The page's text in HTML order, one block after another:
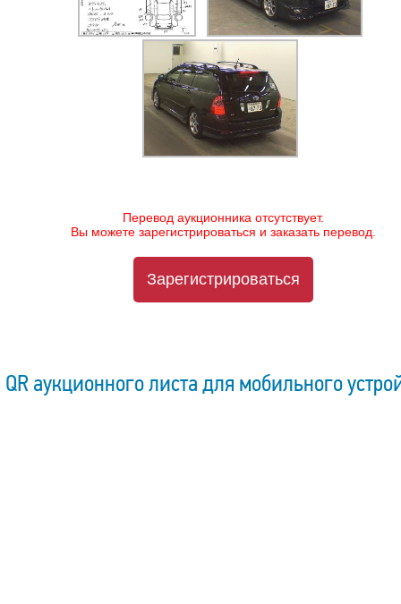
Перевод аукционника отсутствует.
Вы можете зарегистрироваться и заказать перевод.
Зарегистрироваться
QR аукционного листа для мобильного